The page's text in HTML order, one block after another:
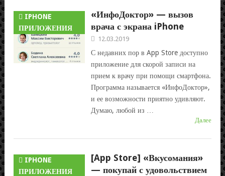
IPHONE
ПРИЛОЖЕНИЯ
«ИнфоДоктор» — вызов
врача с экрана iPhone
12.03.2019
С недавних пор в App Store доступно
приложение для скорой записи на
прием к врачу при помощи смартфона.
Программа называется «ИнфоДоктор»,
и ее возможности приятно удивляют.
Думаю, любой из …
Далее
IPHONE
ПРИЛОЖЕНИЯ
[App Store] «Вкусомания»
— покупай с удовольствием